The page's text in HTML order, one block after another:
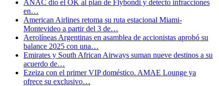
ANAC dio el OK al plan de Flybondi y detecto infracciones
en…
American Airlines retoma su ruta estacional Miami-
Montevideo a partir del 3 de…
Aerolíneas Argentinas en asamblea de accionistas aprobó su
balance 2025 con una…
Emirates y South African Airways suman nueve destinos a su
acuerdo de…
Ezeiza con el primer VIP doméstico. AMAE Lounge ya
ofrece su exclusivo…